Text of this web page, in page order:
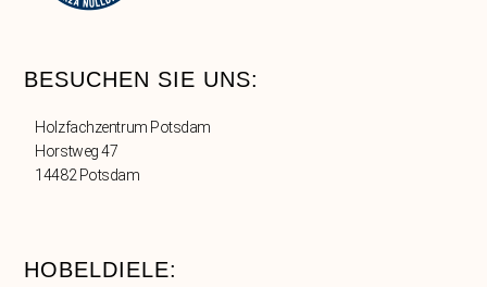
BESUCHEN SIE UNS:
Holzfachzentrum Potsdam
Horstweg 47
14482 Potsdam
HOBELDIELE: